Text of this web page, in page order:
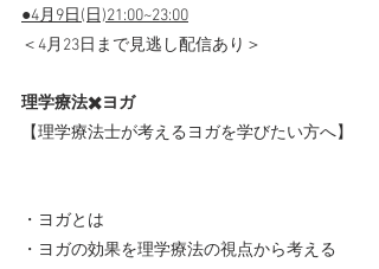
●4月9日(日)21:00~23:00
＜4月23日まで見逃し配信あり＞
理学療法✖️ヨガ
【理学療法士が考えるヨガを学びたい方へ】
・ヨガとは
・ヨガの効果を理学療法の視点から考える